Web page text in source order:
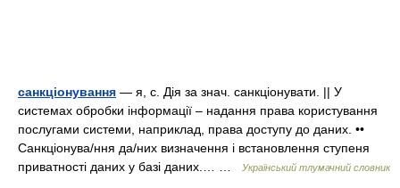
санкціонування — я, с. Дія за знач. санкціонувати. || У
системах обробки інформації – надання права користування
послугами системи, наприклад, права доступу до даних. ••
Санкціонува/ння да/них визначення і встановлення ступеня
приватності даних у базі даних.… …
Український тлумачний словник